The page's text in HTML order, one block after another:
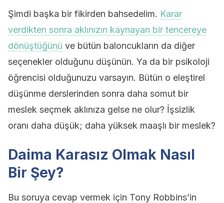
Şimdi başka bir fikirden bahsedelim. Karar
verdikten sonra aklınızın kaynayan bir tencereye
dönüştüğünü ve bütün baloncukların da diğer
seçenekler olduğunu düşünün. Ya da bir psikoloji
öğrencisi olduğunuzu varsayın. Bütün o eleştirel
düşünme derslerinden sonra daha somut bir
meslek seçmek aklınıza gelse ne olur? İşsizlik
oranı daha düşük; daha yüksek maaşlı bir meslek?
Daima Karasız Olmak Nasıl
Bir Şey?
Bu soruya cevap vermek için Tony Robbins’in